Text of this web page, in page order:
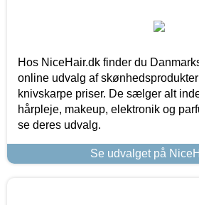
Hos NiceHair.dk finder du
online udvalg af
knivskarpe priser. De sælger alt
hårpleje, makeup, elektronik og
se deres udvalg.
Se udvalget på